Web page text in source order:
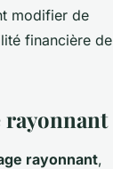
modifier de
financière de
rayonnant
rayonnant,